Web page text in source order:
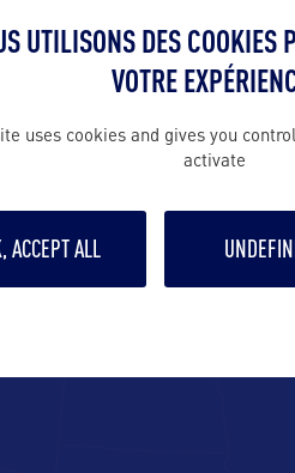
est l’un des plus
UTILISONS DES COOKIES
VOTRE
uses cookies and gives you
activate
ACCEPT ALL